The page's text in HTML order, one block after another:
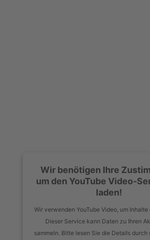
Wir benötigen Ihre
um den YouTube Video-
laden!
Wir verwenden YouTube Video, um Inhalte
Dieser Service kann Daten zu Ihren
sammeln. Bitte lesen Sie die Details durch